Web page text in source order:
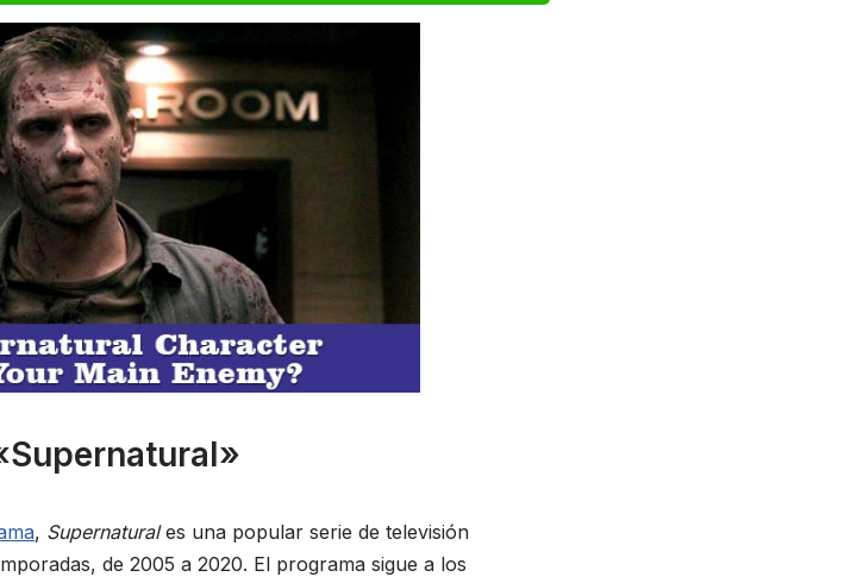
, Supernaturales una popular serie de televisión
de 2005 a 2020. El programa sigue a los